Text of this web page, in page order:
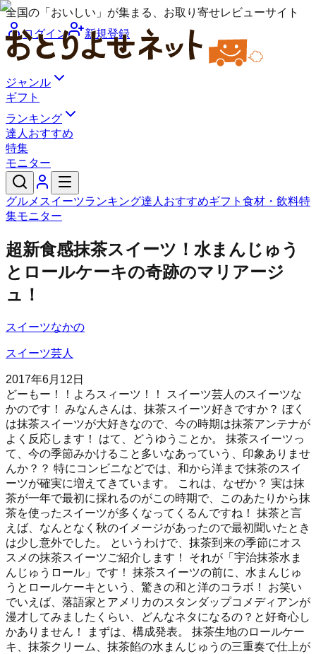
全国の「おいしい」が集まる、お取り寄せレビューサイト
ログイン
新規登録
ジャンル
ギフト
ランキング
達人おすすめ
特集
モニター
グルメ スイーツランキング達人おすすめギフト 食材・飲料特
集モニター
超新食感抹茶スイーツ！水まんじゅう
とロールケーキの奇跡のマリアージ
ュ！
スイーツなかの
スイーツ芸人
2017年6月12日
どーもー！！よろスィーツ！！ スイーツ芸人のスイーツな
かのです！ みなんさんは、抹茶スイーツ好きですか？ ぼく
は抹茶スイーツが大好きなので、今の時期は抹茶アンテナが
よく反応します！ はて、どうゆうことか。 抹茶スイーツっ
て、今の季節みかけること多いなあっていう、印象ありませ
んか？？ 特にコンビニなどでは、和から洋まで抹茶のスイ
ーツが確実に増えてきています。 これは、なぜか？ 実は抹
茶が一年で最初に採れるのがこの時期で、このあたりから抹
茶を使ったスイーツが多くなってくるんですね！ 抹茶と言
えば、なんとなく秋のイメージがあったので最初聞いたとき
は少し意外でした。 というわけで、抹茶到来の季節にオス
スメの抹茶スイーツご紹介します！ それが「宇治抹茶水ま
んじゅうロール」です！ 抹茶スイーツの前に、水まんじゅ
うとロールケーキという、驚きの和と洋のコラボ！ お笑い
でいえば、落語家とアメリカのスタンダップコメディアンが
漫才してみましたくらい、どんなネタになるの？と好奇心し
かありません！ まずは、構成発表。 抹茶生地のロールケー
キ、抹茶クリーム、抹茶餡の水まんじゅうの三重奏で仕上が